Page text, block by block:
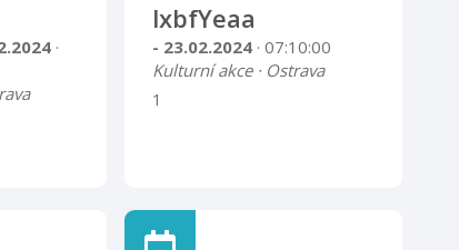
·
lxbfYeaa
- 23.02.2024 · 07:10:00
Kulturní akce · Ostrava
1